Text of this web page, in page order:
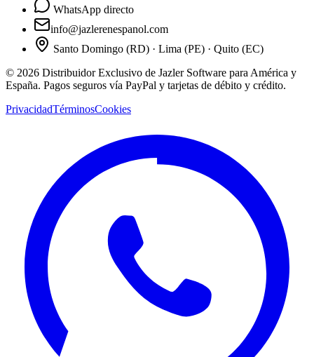
WhatsApp directo
info@jazlerenespanol.com
Santo Domingo (RD) · Lima (PE) · Quito (EC)
© 2026 Distribuidor Exclusivo de Jazler Software para América y
España. Pagos seguros vía PayPal y tarjetas de débito y crédito.
PrivacidadTérminosCookies